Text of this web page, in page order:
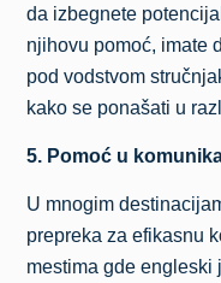
da izbegnete
njihovu pomoć, imate
pod vodstvom
kako se ponašati u
5. Pomoć u
U mnogim
prepreka za efikasnu
mestima gde engleski